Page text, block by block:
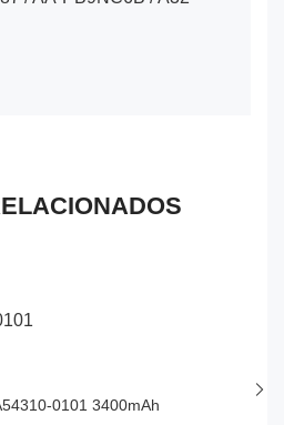
0101 3400mAh